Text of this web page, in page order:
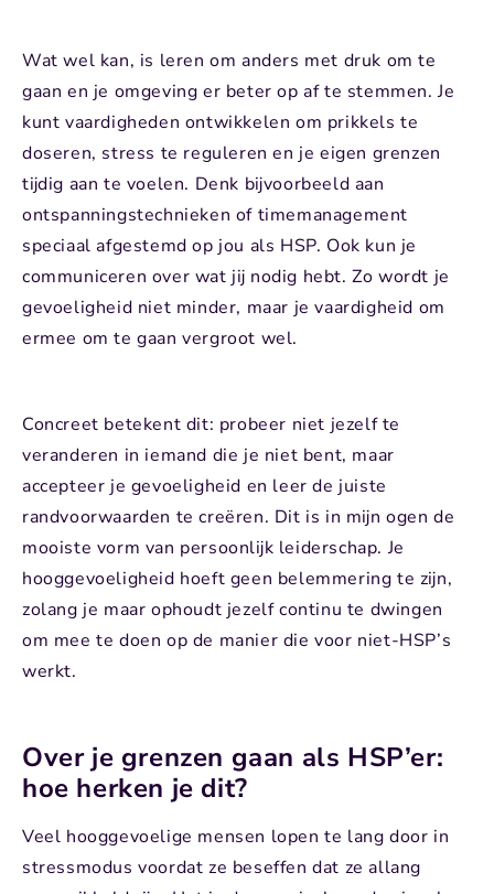
Wat wel kan, is leren om anders met druk om te
gaan en je omgeving er beter op af te stemmen. Je
kunt vaardigheden ontwikkelen om prikkels te
doseren, stress te reguleren en je eigen grenzen
tijdig aan te voelen. Denk bijvoorbeeld aan
ontspanningstechnieken of timemanagement
speciaal afgestemd op jou als HSP. Ook kun je
communiceren over wat jij nodig hebt. Zo wordt je
gevoeligheid niet minder, maar je vaardigheid om
ermee om te gaan vergroot wel.
Concreet betekent dit: probeer niet jezelf te
veranderen in iemand die je niet bent, maar
accepteer je gevoeligheid en leer de juiste
randvoorwaarden te creëren. Dit is in mijn ogen de
mooiste vorm van persoonlijk leiderschap. Je
hooggevoeligheid hoeft geen belemmering te zijn,
zolang je maar ophoudt jezelf continu te dwingen
om mee te doen op de manier die voor niet-HSP’s
werkt.
Over je grenzen gaan als HSP’er:
hoe herken je dit?
Veel hooggevoelige mensen lopen te lang door in
stressmodus voordat ze beseffen dat ze allang